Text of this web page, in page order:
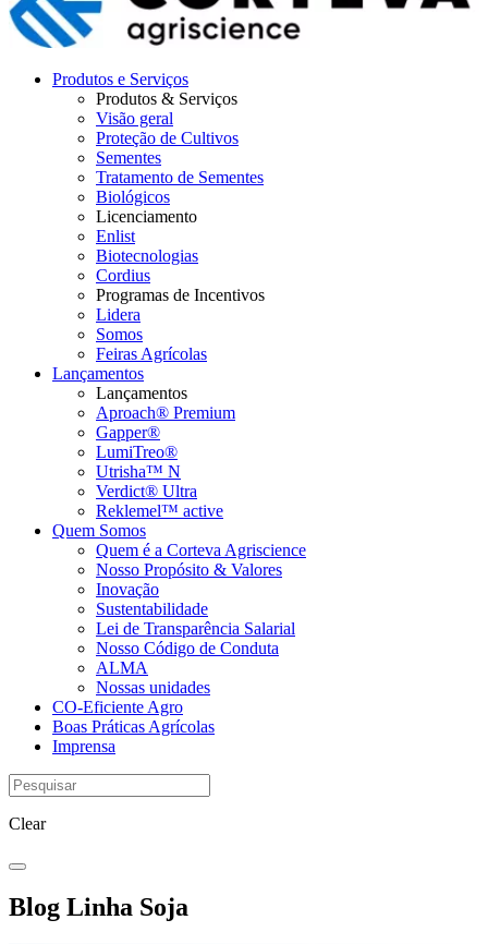
Produtos e Serviços
Produtos & Serviços
Visão geral
Proteção de Cultivos
Sementes
Tratamento de Sementes
Biológicos
Licenciamento
Enlist
Biotecnologias
Cordius
Programas de Incentivos
Lidera
Somos
Feiras Agrícolas
Lançamentos
Lançamentos
Aproach® Premium
Gapper®
LumiTreo®
Utrisha™ N
Verdict® Ultra
Reklemel™ active
Quem Somos
Quem é a Corteva Agriscience
Nosso Propósito & Valores
Inovação
Sustentabilidade
Lei de Transparência Salarial
Nosso Código de Conduta
ALMA
Nossas unidades
CO-Eficiente Agro
Boas Práticas Agrícolas
Imprensa
Clear
Blog Linha Soja